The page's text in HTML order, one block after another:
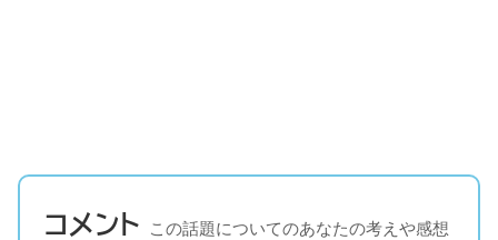
コメント この話題についてのあなたの考えや感想